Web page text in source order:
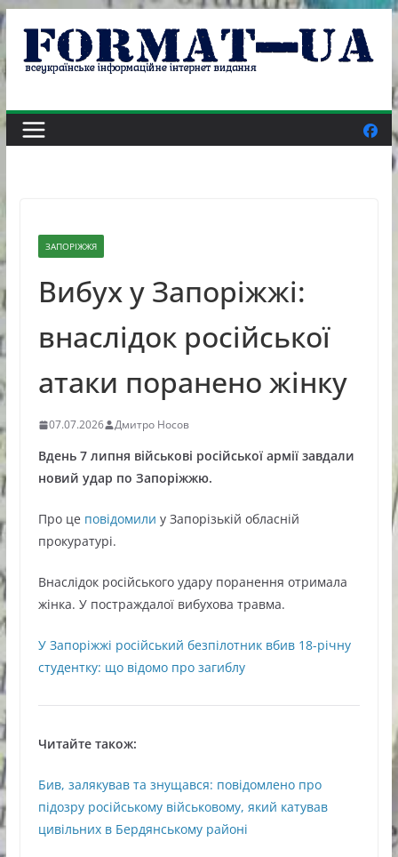
Skip
content
ЗАПОРІЖЖЯ
Вибух у Запоріжжі:
внаслідок російської
атаки поранено жінку
07.07.2026 Дмитро Носов
Вдень 7 липня військові російської армії завдали
новий удар по Запоріжжю.
Про це повідомили у Запорізькій обласній
прокуратурі.
Внаслідок російського удару поранення отримала
жінка. У постраждалої вибухова травма.
У Запоріжжі російський безпілотник вбив 18-річну
студентку: що відомо про загиблу
Читайте також:
Бив, залякував та знущався: повідомлено про
підозру російському військовому, який катував
цивільних в Бердянському районі